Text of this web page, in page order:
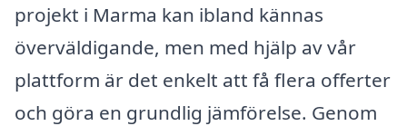
projekt i Marma kan ibland kännas
överväldigande, men med hjälp av vår
plattform är det enkelt att få flera offerter
och göra en grundlig jämförelse. Genom